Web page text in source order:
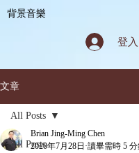
背景音樂
登入
文章
All Posts
All Posts
Brian Jing-Ming Chen
2020年7月28日 讀畢需時 5